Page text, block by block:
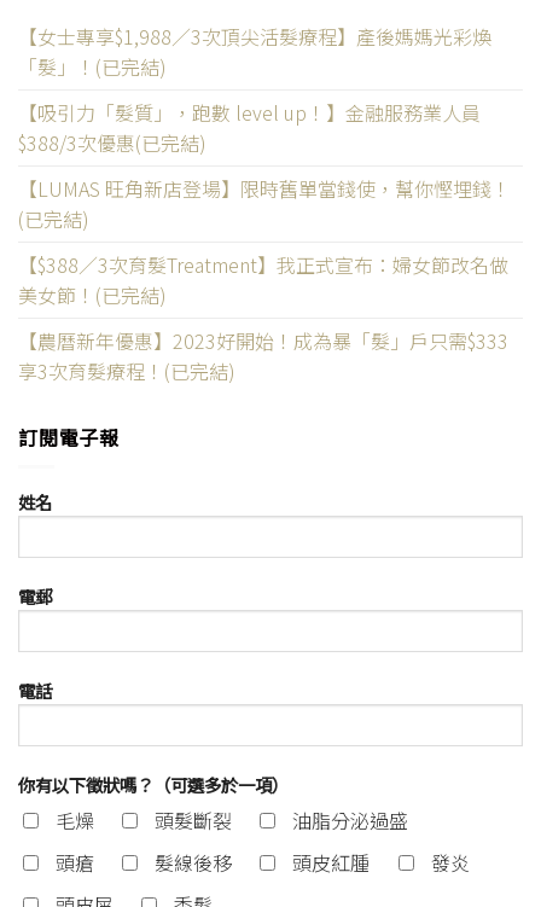
【女士專享$1,988／3次頂尖活髮療程】產後媽媽光彩煥
「髮」！(已完結)
【吸引力「髮質」，跑數 level up！】金融服務業人員
$388/3次優惠(已完結)
【LUMAS 旺角新店登場】限時舊單當錢使，幫你慳埋錢！
(已完結)
【$388／3次育髮Treatment】我正式宣布：婦女節改名做
美女節！(已完結)
【農曆新年優惠】2023好開始！成為暴「髮」戶只需$333
享3次育髮療程！(已完結)
訂閱電子報
姓名
電郵
電話
你有以下徵狀嗎？（可選多於一項）
毛燥 頭髮斷裂
油脂分泌過盛
頭瘡
髮線後移 頭皮紅腫
發炎